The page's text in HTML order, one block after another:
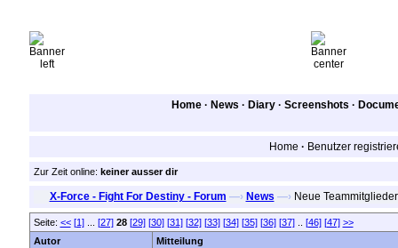
Home · News · Diary · Screenshots ·
Home · Benutzer
Zur Zeit online: keiner ausser dir
X-Force - Fight For Destiny - Forum —› News —›Neue
Seite: << [1]... [27] 28 [29] [30] [31] [32] [33] [34] [35] [36] [37].. [46] [47] >>
Autor
Mitteilung